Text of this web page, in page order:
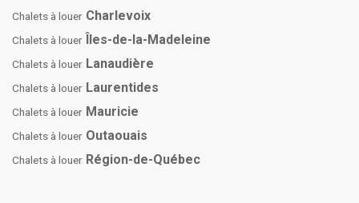
Chalets à louer Charlevoix
Chalets à louer Îles-de-la-Madeleine
Chalets à louer Lanaudière
Chalets à louer Laurentides
Chalets à louer Mauricie
Chalets à louer Outaouais
Chalets à louer Région-de-Québec